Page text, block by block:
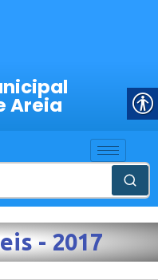
Areia
- 2017